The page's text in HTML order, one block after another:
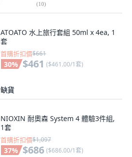
(10)
ATOATO 水上旅行套組 50ml x 4ea, 1
套
首購折扣價$661
30% $461 ($461.00/1套)
缺貨
NIOXIN 耐奧森 System 4 體驗3件組,
1套
首購折扣價$1,097
37% $686 ($686.00/1套)